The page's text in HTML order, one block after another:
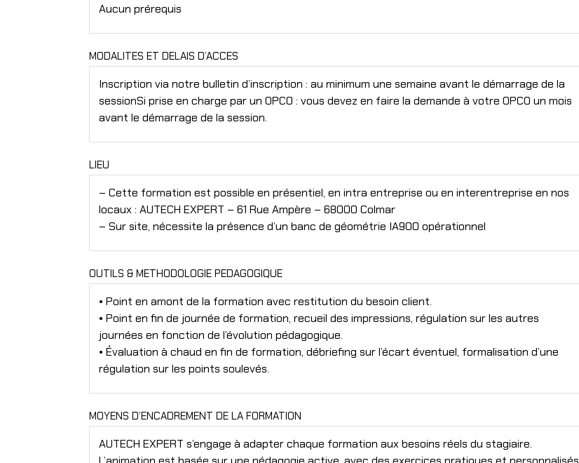
Aucun prérequis
MODALITES ET DELAIS D’ACCES
Inscription via notre bulletin d’inscription : au minimum une semaine avant le démarrage de la
sessionSi prise en charge par un OPCO : vous devez en faire la demande à votre OPCO un mois
avant le démarrage de la session.
LIEU
– Cette formation est possible en présentiel, en intra entreprise ou en interentreprise en nos
locaux : AUTECH EXPERT – 61 Rue Ampère – 68000 Colmar
– Sur site, nécessite la présence d’un banc de géométrie IA900 opérationnel
OUTILS & METHODOLOGIE PEDAGOGIQUE
• Point en amont de la formation avec restitution du besoin client.
• Point en fin de journée de formation, recueil des impressions, régulation sur les autres
journées en fonction de l’évolution pédagogique.
• Évaluation à chaud en fin de formation, débriefing sur l’écart éventuel, formalisation d’une
régulation sur les points soulevés.
MOYENS D’ENCADREMENT DE LA FORMATION
AUTECH EXPERT s’engage à adapter chaque formation aux besoins réels du stagiaire.